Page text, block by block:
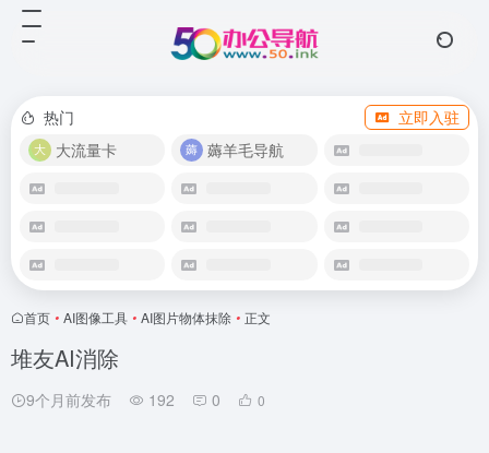
热门
立即入驻
大流量卡
薅羊毛导航
首页 • AI图像工具 • AI图片物体抹除 • 正文
堆友AI消除
9个月前发布 192 0 0